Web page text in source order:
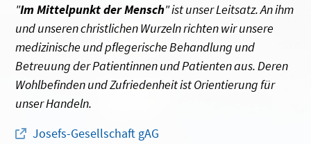
"Im Mittelpunkt der Mensch" ist unser Leitsatz. An ihm
und unseren christlichen Wurzeln richten wir unsere
medizinische und pflegerische Behandlung und
Betreuung der Patientinnen und Patienten aus. Deren
Wohlbefinden und Zufriedenheit ist Orientierung für
unser Handeln.
Josefs-Gesellschaft gAG